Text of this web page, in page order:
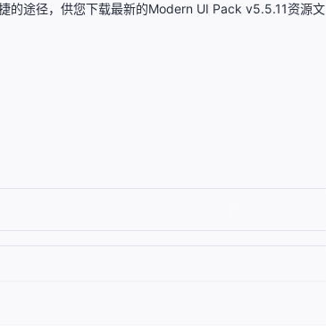
的途径，供您下载最新的Modern UI Pack v5.5.11资源文